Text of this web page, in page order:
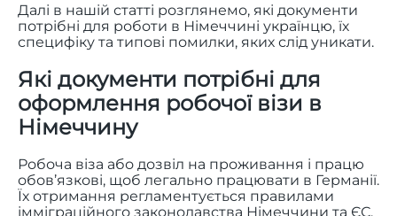
Далі в нашій статті розглянемо, які документи
потрібні для роботи в Німеччині українцю, їх
специфіку та типові помилки, яких слід уникати.
Які документи потрібні для
оформлення робочої візи в
Німеччину
Робоча віза або дозвіл на проживання і працю
обов’язкові, щоб легально працювати в Германії.
Їх отримання регламентується правилами
імміграційного законодавства Німеччини та ЄС.